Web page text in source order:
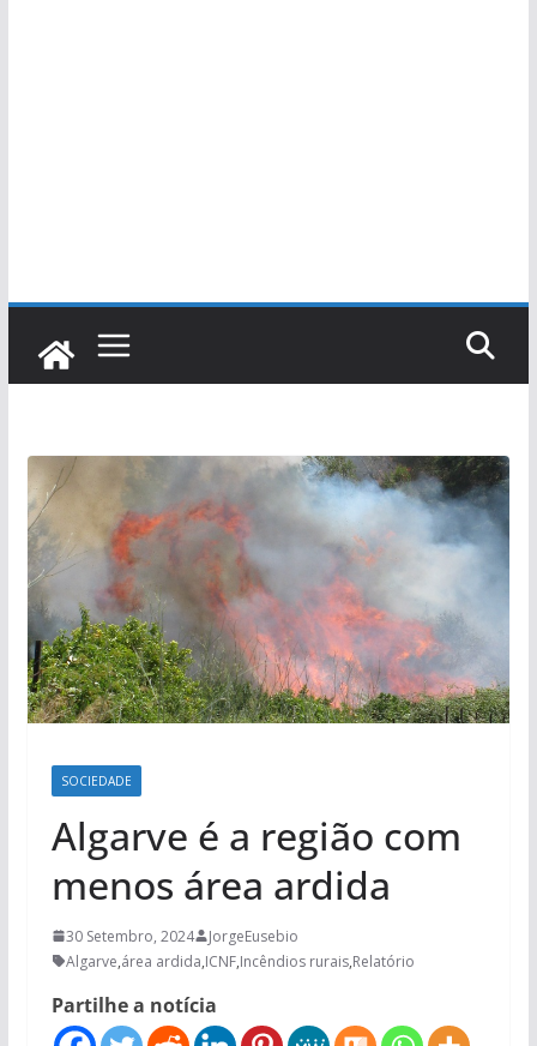
SOCIEDADE
Algarve é a região com
menos área ardida
30 Setembro, 2024
JorgeEusebio
Algarve,área ardida,ICNF,Incêndios rurais,Relatório
Partilhe a notícia